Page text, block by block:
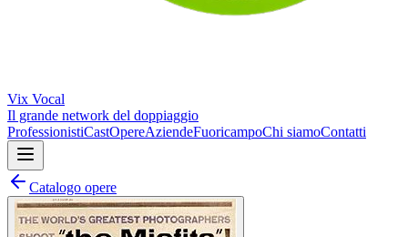
Vix Vocal
Il grande network del doppiaggio
ProfessionistiCastOpereAziendeFuoricampoChi siamoContatti
Catalogo opere